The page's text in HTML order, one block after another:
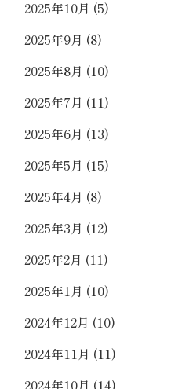
2025年10月 (5)
2025年9月 (8)
2025年8月 (10)
2025年7月 (11)
2025年6月 (13)
2025年5月 (15)
2025年4月 (8)
2025年3月 (12)
2025年2月 (11)
2025年1月 (10)
2024年12月 (10)
2024年11月 (11)
2024年10月 (14)